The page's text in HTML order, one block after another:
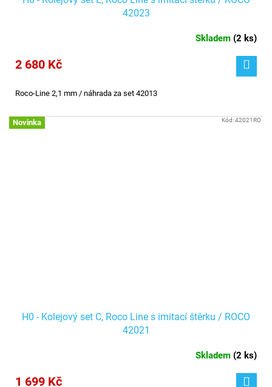
42023
Skladem (2 ks)
2 680 Kč
Roco-Line 2,1 mm / náhrada za set 42013
Novinka
H0 - Kolejový set C, Roco Line s imitací štěrku / ROCO
42021
Skladem (2 ks)
1 699 Kč
Kód:42021RO